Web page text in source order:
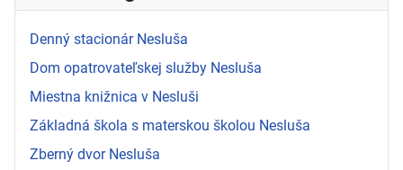
Denný stacionár Nesluša
Dom opatrovateľskej služby Nesluša
Miestna knižnica v Nesluši
Základná škola s materskou školou Nesluša
Zberný dvor Nesluša